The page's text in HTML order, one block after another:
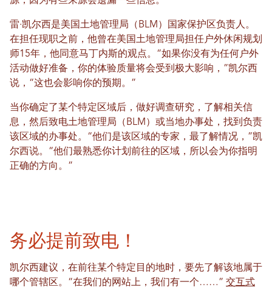
雷·凯尔西是美国土地管理局（BLM）国家保护区负责人。
在担任现职之前，他曾在美国土地管理局担任户外休闲规划
师15年，他同意马丁内斯的观点。“如果你没有为任何户外
活动做好准备，你的体验质量将会受到极大影响，”凯尔西
说，“这也会影响你的预期。”
当你确定了某个特定区域后，做好调查研究，了解相关信
息，然后致电土地管理局（BLM）或当地办事处，找到负责
该区域的办事处。“他们是该区域的专家，最了解情况，”凯
尔西说。“他们最熟悉你计划前往的区域，所以会为你指明
正确的方向。”
务必提前致电！
凯尔西建议，在前往某个特定目的地时，要先了解该地属于
哪个管辖区。“在我们的网站上，我们有一个……” 交互式